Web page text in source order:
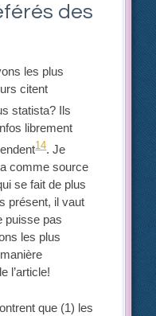
des
les plus
citent
statista? Ils
librement
14. Je
comme source
se fait de plus
présent, il vaut
puisse pas
les plus
l’article!
que (1) les